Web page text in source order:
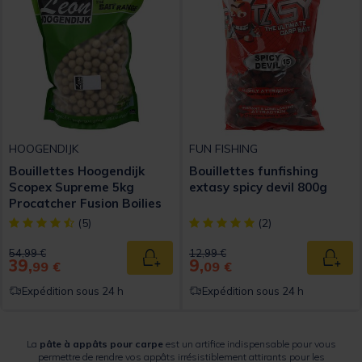
HOOGENDIJK
Bouillettes Hoogendijk
Scopex Supreme 5kg
Procatcher Fusion Boilies
[object Object] out of 5 Customer Rating
(5)
Price reduced from
54,99 €to
39,99 € Ajouter au panier
Expédition sous 24 h
FUN FISHING
Bouillettes funfishing
extasy spicy devil 800g
[object Object] out of 5
(2)
Price reduced from
12,99 €to
9,09 €
Expédition sous 24 h
La pâte à appâts pour carpeest un artifice indispensable pour vous
permettre de rendre vos appâts irrésistiblement attirants pour les